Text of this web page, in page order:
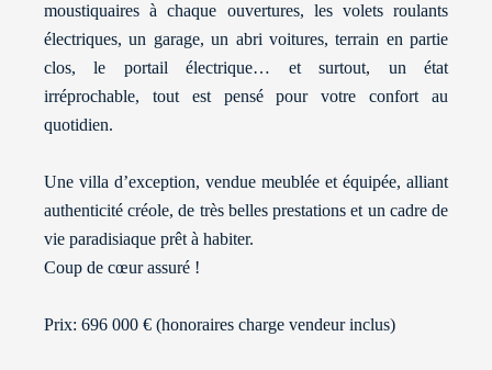
moustiquaires à chaque ouvertures, les volets roulants
électriques, un garage, un abri voitures, terrain en partie
clos, le portail électrique… et surtout, un état
irréprochable, tout est pensé pour votre confort au
quotidien.
Une villa d’exception, vendue meublée et équipée, alliant
authenticité créole, de très belles prestations et un cadre de
vie paradisiaque prêt à habiter.
Coup de cœur assuré !
Prix: 696 000 € (honoraires charge vendeur inclus)